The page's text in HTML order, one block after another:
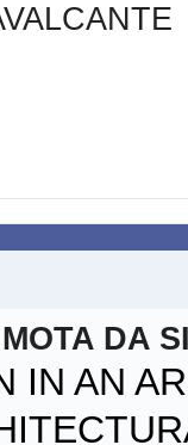
DA
IN AN